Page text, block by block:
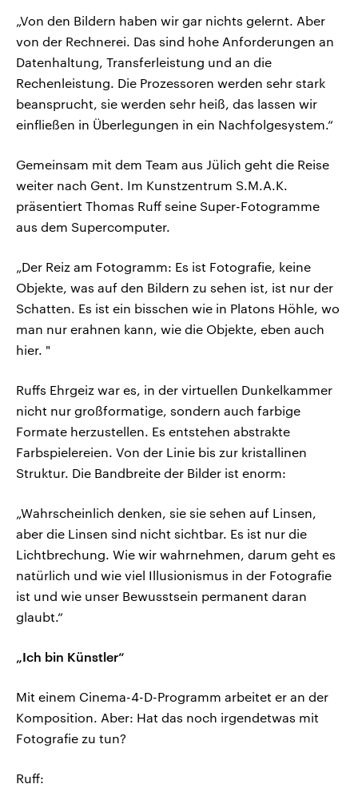
„Von den Bildern haben wir gar nichts gelernt. Aber
von der Rechnerei. Das sind hohe Anforderungen an
Datenhaltung, Transferleistung und an die
Rechenleistung. Die Prozessoren werden sehr stark
beansprucht, sie werden sehr heiß, das lassen wir
einfließen in Überlegungen in ein Nachfolgesystem.“
Gemeinsam mit dem Team aus Jülich geht die Reise
weiter nach Gent. Im Kunstzentrum S.M.A.K.
präsentiert Thomas Ruff seine Super-Fotogramme
aus dem Supercomputer.
„Der Reiz am Fotogramm: Es ist Fotografie, keine
Objekte, was auf den Bildern zu sehen ist, ist nur der
Schatten. Es ist ein bisschen wie in Platons Höhle, wo
man nur erahnen kann, wie die Objekte, eben auch
hier. "
Ruffs Ehrgeiz war es, in der virtuellen Dunkelkammer
nicht nur großformatige, sondern auch farbige
Formate herzustellen. Es entstehen abstrakte
Farbspielereien. Von der Linie bis zur kristallinen
Struktur. Die Bandbreite der Bilder ist enorm:
„Wahrscheinlich denken, sie sie sehen auf Linsen,
aber die Linsen sind nicht sichtbar. Es ist nur die
Lichtbrechung. Wie wir wahrnehmen, darum geht es
natürlich und wie viel Illusionismus in der Fotografie
ist und wie unser Bewusstsein permanent daran
glaubt.“
„Ich bin Künstler“
Mit einem Cinema-4-D-Programm arbeitet er an der
Komposition. Aber: Hat das noch irgendetwas mit
Fotografie zu tun?
Ruff: